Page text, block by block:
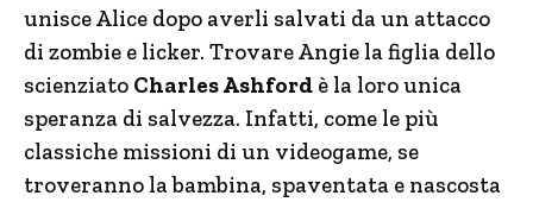
unisce Alice dopo averli salvati da un attacco
di zombie e licker. Trovare Angie la figlia dello
scienziato Charles Ashford è la loro unica
speranza di salvezza. Infatti, come le più
classiche missioni di un videogame, se
troveranno la bambina, spaventata e nascosta